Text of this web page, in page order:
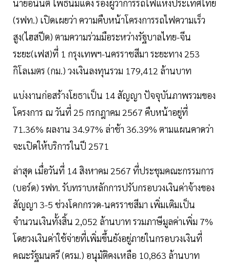
นายอนันต์ โพธิ์นิ่มแดง รองผู้ว่าการรถไฟแห่งประเทศไทย
(รฟท.) เปิดเผยว่า ความคืบหน้าโครงการรถไฟความเร็ว
สูง(ไฮสปีด) ตามความร่วมมือระหว่างรัฐบาลไทย-จีน
ระยะ(เฟส)ที่ 1 กรุงเทพฯ-นครราชสีมา ระยะทาง 253
กิโลเมตร (กม.) วงเงินลงทุนรวม 179,412 ล้านบาท
แบ่งงานก่อสร้างโยธาเป็น 14 สัญญา ปัจจุบันภาพรวมของ
โครงการ ณ วันที่ 25 กรกฎาคม 2567 คืบหน้าอยู่ที่
71.36% ผลงาน 34.97% ล่าช้า 36.39% ตามแผนคาดว่า
จะเปิดให้บริการในปี 2571
ล่าสุด เมื่อวันที่ 14 สิงหาคม 2567 ที่ประชุมคณะกรรมการ
(บอร์ด) รฟท. รับทราบหลักการปรับกรอบวงเงินค่าจ้างของ
สัญญา 3-5 ช่วงโคกกรวด-นครราชสีมา เพิ่มเติมเป็น
จำนวนเงินทั้งสิ้น 2,052 ล้านบาท รวมภาษีมูลค่าเพิ่ม 7%
โดยวงเงินค่าใช้จ่ายที่เพิ่มขึ้นยังอยู่ภายในกรอบวงเงินที่
คณะรัฐมนตรี (ครม.) อนุมัติคงเหลือ 10,863 ล้านบาท